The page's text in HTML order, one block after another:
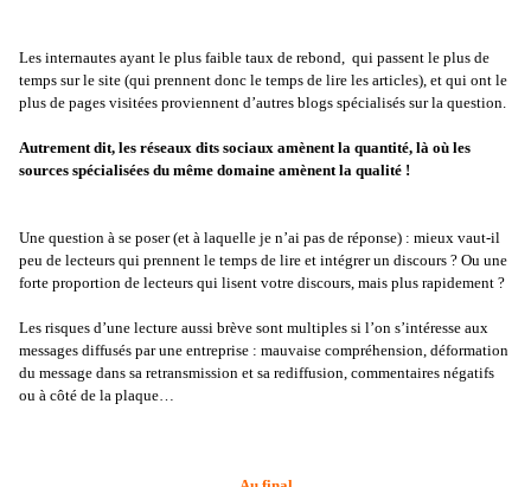
Les internautes ayant le plus faible taux de rebond, qui passent le plus de
temps sur le site (qui prennent donc le temps de lire les articles), et qui ont le
plus de pages visitées proviennent d’autres blogs spécialisés sur la question.
Autrement dit, les réseaux dits sociaux amènent la quantité, là où les
sources spécialisées du même domaine amènent la qualité !
Une question à se poser (et à laquelle je n’ai pas de réponse) : mieux vaut-il
peu de lecteurs qui prennent le temps de lire et intégrer un discours ? Ou une
forte proportion de lecteurs qui lisent votre discours, mais plus rapidement ?
Les risques d’une lecture aussi brève sont multiples si l’on s’intéresse aux
messages diffusés par une entreprise : mauvaise compréhension, déformation
du message dans sa retransmission et sa rediffusion, commentaires négatifs
ou à côté de la plaque…